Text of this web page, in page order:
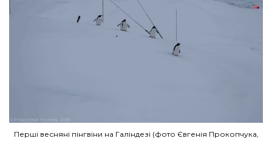
Перші весняні пінгвіни на Галіндезі (фото Євгенія Прокопчука,